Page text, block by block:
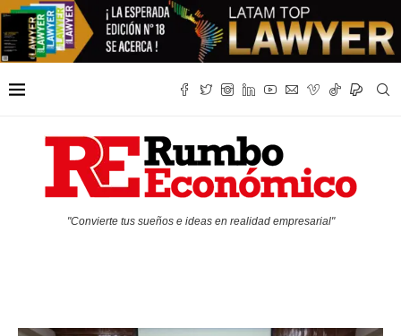
"Convierte tus sueños e ideas en realidad empresarial"